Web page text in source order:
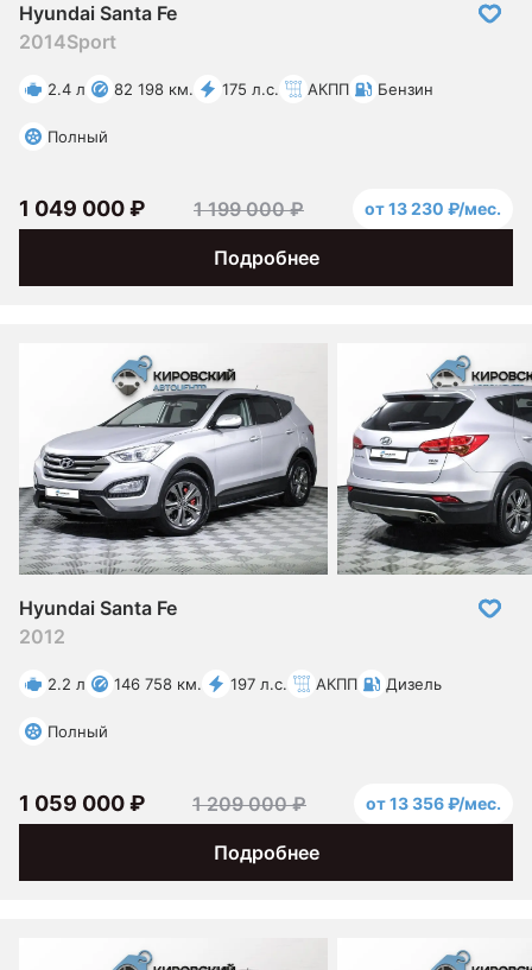
Hyundai Santa Fe
2014Sport
2.4 л 82 198 км. 175 л.с. АКПП Бензин
Полный
Подробнее
1 049 000 ₽ 1 199 000 ₽ от 13 230 ₽/мес.
Hyundai Santa Fe
2012
2.2 л 146 758 км. 197 л.с. АКПП Дизель
Полный
Подробнее
1 059 000 ₽ 1 209 000 ₽ от 13 356 ₽/мес.